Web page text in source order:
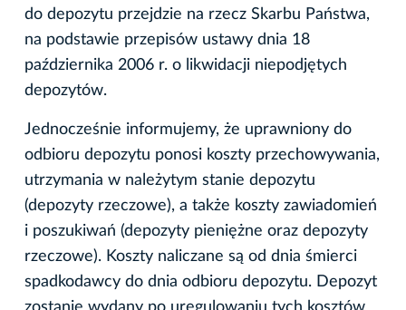
do depozytu przejdzie na rzecz Skarbu Państwa,
na podstawie przepisów ustawy dnia 18
października 2006 r. o likwidacji niepodjętych
depozytów.
Jednocześnie informujemy, że uprawniony do
odbioru depozytu ponosi koszty przechowywania,
utrzymania w należytym stanie depozytu
(depozyty rzeczowe), a także koszty zawiadomień
i poszukiwań (depozyty pieniężne oraz depozyty
rzeczowe). Koszty naliczane są od dnia śmierci
spadkodawcy do dnia odbioru depozytu. Depozyt